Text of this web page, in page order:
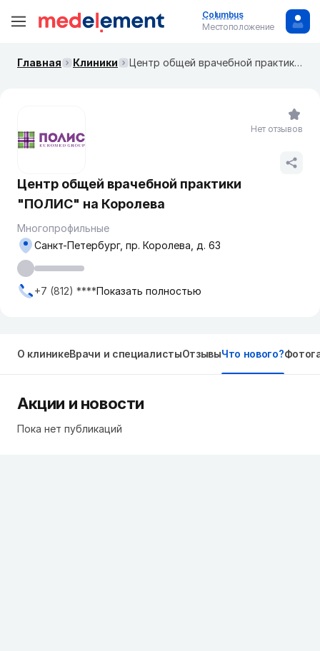
Columbus
Местоположение
Главная Клиники Центр общей врачебной практики "ПОЛИС" на Королева
Центр общей врачебной практики
"ПОЛИС" на Королева
Многопрофильные
Санкт-Петербург, пр. Королева, д. 63
+7 (812) ****Показать полностью
Нет отзывов
О клиникеВрачи и специалистыОтзывыЧто нового?
Акции и новости
Пока нет публикаций